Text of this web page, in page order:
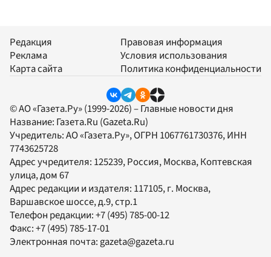
Редакция
Реклама
Карта сайта
Правовая информация
Условия использования
Политика конфиденциальности
© АО «Газета.Ру» (1999-2026) – Главные новости дня
Название: Газета.Ru (Gazeta.Ru)
Учредитель:АО «Газета.Ру», ОГРН 1067761730376, ИНН
7743625728
Адрес учредителя: 125239, Россия, Москва, Коптевская
улица, дом 67
Адрес редакции и издателя: 117105, г. Москва,
Варшавское шоссе, д.9, стр.1
Телефон редакции:+7 (495) 785-00-12
Факс:+7 (495) 785-17-01
Электронная почта:gazeta@gazeta.ru